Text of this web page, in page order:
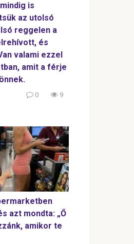
is
az utolsó
reggelen a
és
valami ezzel
amit a férje
0 9
azt mondta: „Ő
amikor te